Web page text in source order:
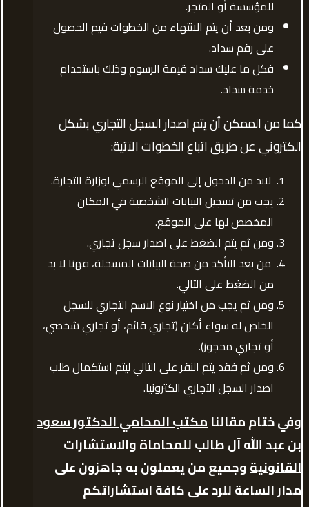
للمؤسسة أو المتجر.
ومن بعد أن يتم الانتهاء من الخطوات فيم الحصول
على رقم سداد.
فكل ما عليك سداد قيمة الرسوم وذلك باستخدام
خدمة سداد.
كما من الممكن أن يتم اصدار السجل التجاري بشكل
الكتروني عن طريق اتباع الخطوات الآتية:
لابد من الدخول إلى الموقع الرسمي لوزارة التجارة.
يجب من تسجيل البيانات الشخصية في المكان
المخصص لها على الموقع.
ومن ثم يتم الضغط على اصدار سجل تجاري.
من بعد التأكد من صحة البيانات المسجلة، فهنا لا بد
من الضغط على التالي.
ومن ثم يجب من اختيار نوع الاسم التجاري للسجل
الخاص له سواء أكان (تجاري قائم، أو تجاري شخصي،
أو تجاري محجوز).
ومن ثم فقد يتم النقر على التالي ليتم استكمال طلب
اصدار السجل التجاري الكترونيا.
وفي ختام مقالنامكتب المحامي الدكتور سعود
بن عبد الله آل طالب للمحاماة والاستشارات
القانونيةوجميع من يعملون به جاهزون على
مدار الساعة للرد على كافة استشاراتكم